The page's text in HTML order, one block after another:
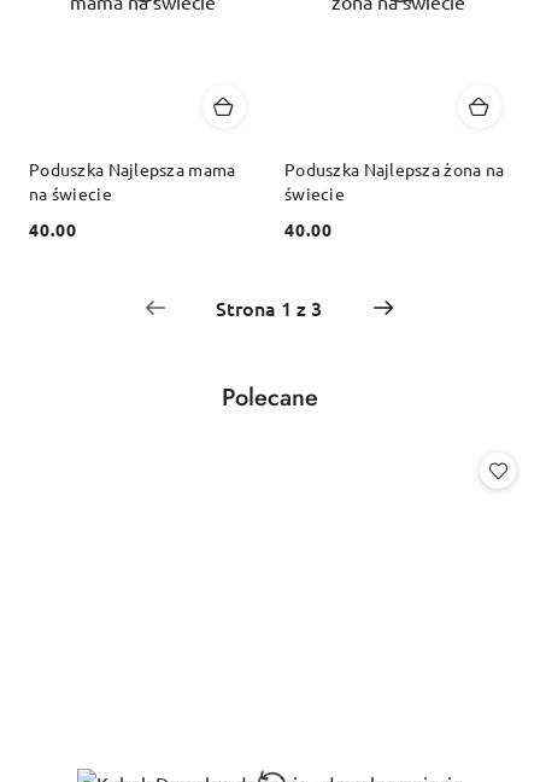
Poduszka Najlepsza mama
na świecie
Cena:
40.00
Poduszka Najlepsza żona na
świecie
Cena:
40.00
Pomiń karuzelę produktów
Produkty
Polecane